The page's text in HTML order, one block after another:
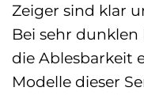
Zeiger sind klar
Bei sehr
die Ablesbarkeit
Modelle dieser